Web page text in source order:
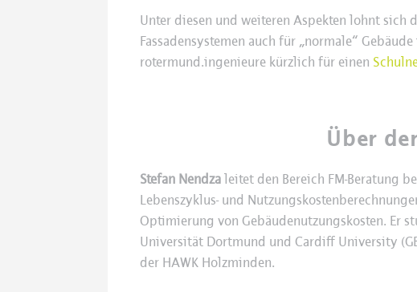
Unter diesen und weiteren Aspekten lohnt sich
Fassadensystemen auch für „normale“
rotermund.ingenieure kürzlich für einen
Über
Stefan Nendzaleitet den Bereich FM-Beratung
Lebenszyklus- und
Optimierung von Gebäudenutzungskosten. Er
Universität Dortmund und Cardiff University
der HAWK Holzminden.